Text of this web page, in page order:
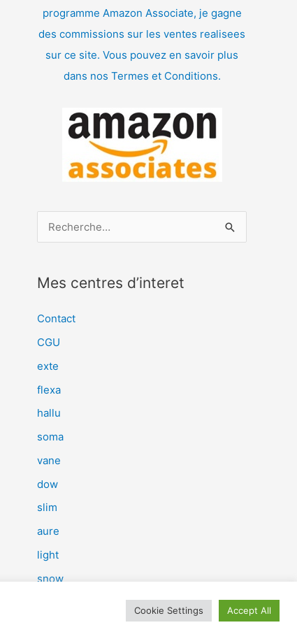
programme Amazon Associate, je gagne
des commissions sur les ventes realisees
sur ce site. Vous pouvez en savoir plus
dans nos Termes et Conditions.
e
e
r
:
Mes centres d’interet
Contact
CGU
exte
flexa
hallu
soma
vane
dow
slim
aure
light
snow
Cookie Settings Accept All